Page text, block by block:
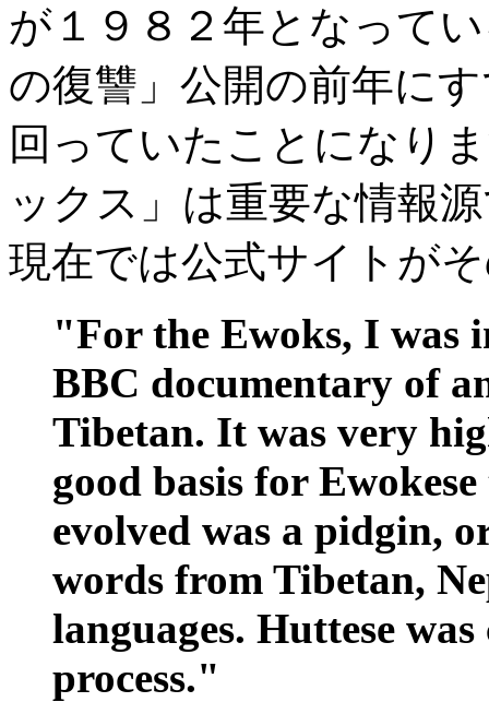
が１９８２年となって
の復讐」公開の前年に
回っていたことになり
ックス」は重要な情報
現在では公式サイトが
"For the Ewoks, I was
BBC documentary of
Tibetan. It was very
good basis for
evolved was a pidgin,
words from Tibetan,
languages. Huttese
process."